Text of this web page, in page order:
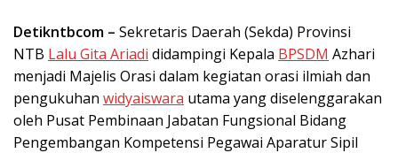
Detikntbcom – Sekretaris Daerah (Sekda) Provinsi
NTB Lalu Gita Ariadi didampingi Kepala BPSDM Azhari
menjadi Majelis Orasi dalam kegiatan orasi ilmiah dan
pengukuhan widyaiswara utama yang diselenggarakan
oleh Pusat Pembinaan Jabatan Fungsional Bidang
Pengembangan Kompetensi Pegawai Aparatur Sipil